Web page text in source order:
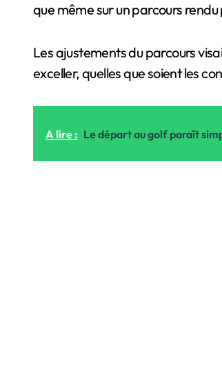
que même sur un parcours
Les ajustements du parcours
exceller, quelles que soient les
A lire : Le départ au golf paraît